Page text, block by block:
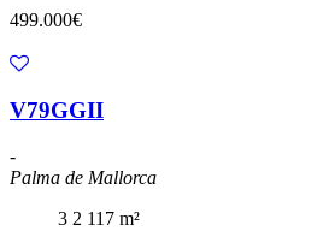
499.000€
V79GGII
-
Palma de Mallorca
3 2 117 m²